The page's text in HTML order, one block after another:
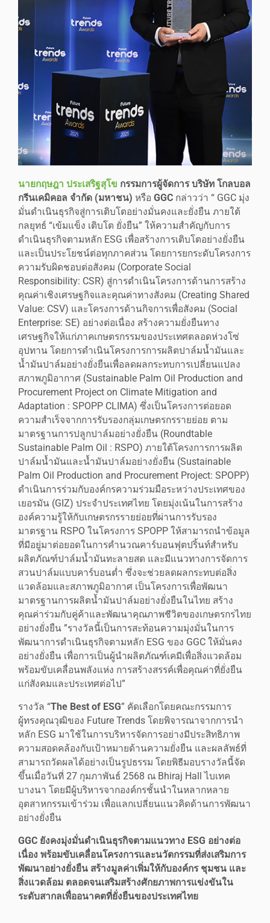
นายกฤษฎา ประเสริฐสุโข กรรมการผู้จัดการ บริษัท โกลบอล
กรีนเคมิคอล จำกัด (มหาชน) หรือ GGC กล่าวว่า “ GGC มุ่ง
มั่นดำเนินธุรกิจสู่การเติบโตอย่างมั่นคงและยั่งยืน ภายใต้
กลยุทธ์ “เข้มแข็ง เติบโต ยั่งยืน” ให้ความสำคัญกับการ
ดำเนินธุรกิจตามหลัก ESG เพื่อสร้างการเติบโตอย่างยั่งยืน
และเป็นประโยชน์ต่อทุกภาคส่วน โดยการยกระดับโครงการ
ความรับผิดชอบต่อสังคม (Corporate Social
Responsibility: CSR) สู่การดำเนินโครงการด้านการสร้าง
คุณค่าเชิงเศรษฐกิจและคุณค่าทางสังคม (Creating Shared
Value: CSV) และโครงการด้านกิจการเพื่อสังคม (Social
Enterprise: SE) อย่างต่อเนื่อง สร้างความยั่งยืนทาง
เศรษฐกิจให้แก่ภาคเกษตรกรรมของประเทศตลอดห่วงโซ่
อุปทาน โดยการดำเนินโครงการการผลิตปาล์มน้ำมันและ
น้ำมันปาล์มอย่างยั่งยืนเพื่อลดผลกระทบการเปลี่ยนแปลง
สภาพภูมิอากาศ (Sustainable Palm Oil Production and
Procurement Project on Climate Mitigation and
Adaptation : SPOPP CLIMA) ซึ่งเป็นโครงการต่อยอด
ความสำเร็จจากการรับรองกลุ่มเกษตรกรรายย่อย ตาม
มาตรฐานการปลูกปาล์มอย่างยั่งยืน (Roundtable
Sustainable Palm Oil : RSPO) ภายใต้โครงการการผลิต
ปาล์มน้ำมันและน้ำมันปาล์มอย่างยั่งยืน (Sustainable
Palm Oil Production and Procurement Project: SPOPP)
ดำเนินการร่วมกับองค์กรความร่วมมือระหว่างประเทศของ
เยอรมัน (GIZ) ประจำประเทศไทย โดยมุ่งเน้นในการสร้าง
องค์ความรู้ให้กับเกษตรกรรายย่อยที่ผ่านการรับรอง
มาตรฐาน RSPO ในโครงการ SPOPP ให้สามารถนำข้อมูล
ที่มีอยู่มาต่อยอดในการคำนวณคาร์บอนฟุตปริ้นท์สำหรับ
ผลิตภัณฑ์ปาล์มน้ำมันทะลายสด และมีแนวทางการจัดการ
สวนปาล์มแบบคาร์บอนต่ำ ซึ่งจะช่วยลดผลกระทบต่อสิ่ง
แวดล้อมและสภาพภูมิอากาศ เป็นโครงการเพื่อพัฒนา
มาตรฐานการผลิตน้ำมันปาล์มอย่างยั่งยืนในไทย สร้าง
คุณค่าร่วมกับคู่ค้าและพัฒนาคุณภาพชีวิตของเกษตรกรไทย
อย่างยั่งยืน ”รางวัลนี้เป็นการสะท้อนความมุ่งมั่นในการ
พัฒนาการดำเนินธุรกิจตามหลัก ESG ของ GGC ให้มั่นคง
อย่างยั่งยืน เพื่อการเป็นผู้นำผลิตภัณฑ์เคมีเพื่อสิ่งแวดล้อม
พร้อมขับเคลื่อนพลังแห่ง การสร้างสรรค์เพื่อคุณค่าที่ยั่งยืน
แก่สังคมและประเทศต่อไป”
รางวัล “The Best of ESG” คัดเลือกโดยคณะกรรมการ
ผู้ทรงคุณวุฒิของ Future Trends โดยพิจารณาจากการนำ
หลัก ESG มาใช้ในการบริหารจัดการอย่างมีประสิทธิภาพ
ความสอดคล้องกับเป้าหมายด้านความยั่งยืน และผลลัพธ์ที่
สามารถวัดผลได้อย่างเป็นรูปธรรม โดยพิธีมอบรางวัลนี้จัด
ขึ้นเมื่อวันที่ 27 กุมภาพันธ์ 2568 ณ Bhiraj Hall ไบเทค
บางนา โดยมีผู้บริหารจากองค์กรชั้นนำในหลากหลาย
อุตสาหกรรมเข้าร่วม เพื่อแลกเปลี่ยนแนวคิดด้านการพัฒนา
อย่างยั่งยืน
GGC ยังคงมุ่งมั่นดำเนินธุรกิจตามแนวทาง ESG อย่างต่อ
เนื่อง พร้อมขับเคลื่อนโครงการและนวัตกรรมที่ส่งเสริมการ
พัฒนาอย่างยั่งยืน สร้างมูลค่าเพิ่มให้กับองค์กร ชุมชน และ
สิ่งแวดล้อม ตลอดจนเสริมสร้างศักยภาพการแข่งขันใน
ระดับสากลเพื่ออนาคตที่ยั่งยืนของประเทศไทย